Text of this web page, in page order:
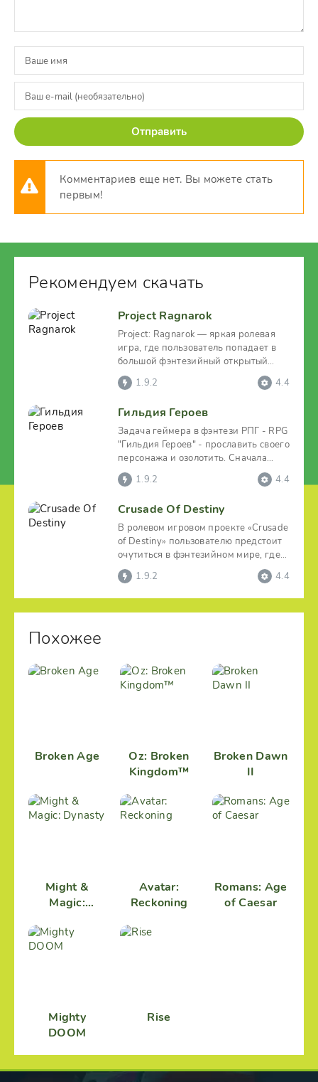
Отправить
Комментариев еще нет. Вы можете стать
первым!
Рекомендуем скачать
Project Ragnarok
Project: Ragnarok — яркая ролевая
игра, где пользователь попадает в
большой фэнтезийный открытый
мир, происходящие
1.9.2 4.4
Гильдия Героев
Задача геймера в фэнтези РПГ - RPG
"Гильдия Героев" - прославить своего
персонажа и озолотить. Сначала
надо будет
1.9.2 4.4
Crusade Of Destiny
В ролевом игровом проекте «Crusade
of Destiny» пользователю предстоит
очутиться в фэнтезийном мире, где
поселились
1.9.2 4.4
Похожее
Broken Age
Oz: Broken
Kingdom™
Broken Dawn
II
Might &
Magic:
Avatar:
Reckoning
Romans: Age
of Caesar
Mighty
DOOM
Rise